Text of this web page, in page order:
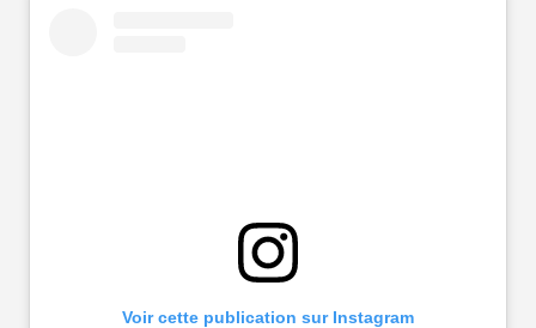
Voir cette publication sur Instagram